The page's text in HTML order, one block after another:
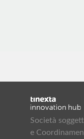
Società
e